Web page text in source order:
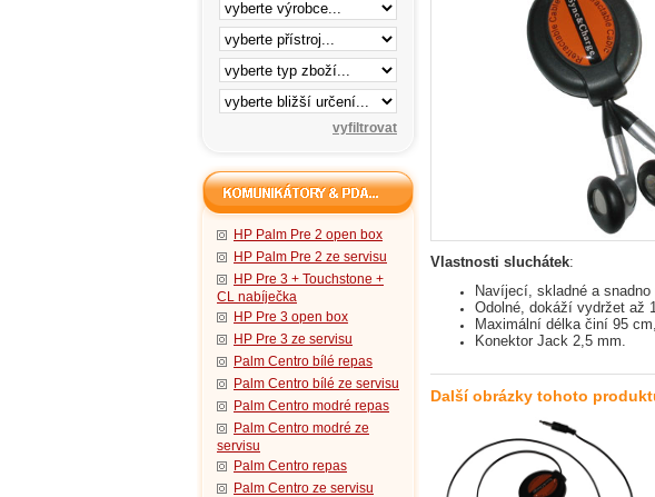
HP Palm Pre 2 open box
HP Palm Pre 2 ze servisu
HP Pre 3 + Touchstone +
CL nabíječka
HP Pre 3 open box
HP Pre 3 ze servisu
Palm Centro bílé repas
Palm Centro bílé ze servisu
Palm Centro modré repas
Palm Centro modré ze
servisu
Palm Centro repas
Palm Centro ze servisu
Vlastnosti sluchátek:
Navíjecí, skladné a snadno
Odolné, dokáží vydržet až
Maximální délka činí 95
Konektor Jack 2,5 mm.
Další obrázky tohoto